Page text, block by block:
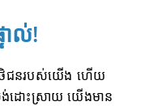
ាល់!
ជនរបស់យើង ហើយ
ង់ដោះស្រាយ យើងមាន